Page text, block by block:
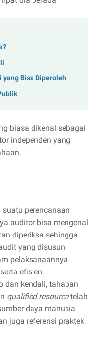
Bisa Diperoleh
biasa dikenal sebagai
independen yang
suatu perencanaan
auditor bisa mengenal
diperiksa sehingga
yang disusun
pelaksanaannya
efisien.
dan kendali, tahapan
qualified resourcetelah
daya manusia
juga referensi praktek